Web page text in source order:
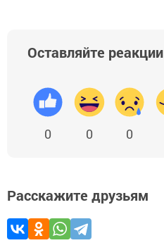
Оставляйте реакции
0 0 0
Расскажите друзьям